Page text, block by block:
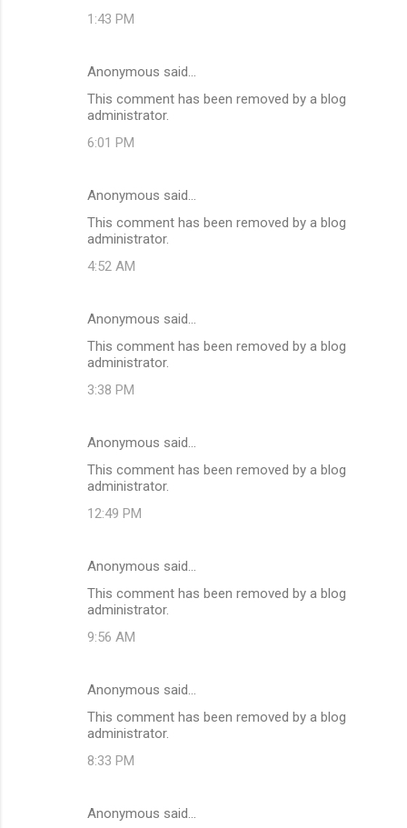
1:43 PM
Anonymous said…
This comment has been removed by a blog
administrator.
6:01 PM
Anonymous said…
This comment has been removed by a blog
administrator.
4:52 AM
Anonymous said…
This comment has been removed by a blog
administrator.
3:38 PM
Anonymous said…
This comment has been removed by a blog
administrator.
12:49 PM
Anonymous said…
This comment has been removed by a blog
administrator.
9:56 AM
Anonymous said…
This comment has been removed by a blog
administrator.
8:33 PM
Anonymous said…